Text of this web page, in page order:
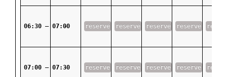
06:30 – 07:00
- reserve reserve reserve reserve
07:00 – 07:30
- reserve reserve reserve reserve